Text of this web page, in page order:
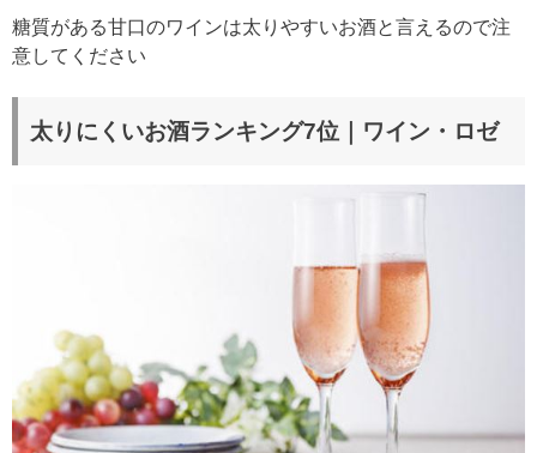
糖質がある甘口のワインは太りやすいお酒と言えるので注
意してください
太りにくいお酒ランキング7位｜ワイン・ロゼ